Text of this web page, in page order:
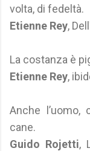
volta, di fedeltà.
Etienne Rey,
La costanza è
Etienne Rey,
Anche
cane.
Guido Rojetti,